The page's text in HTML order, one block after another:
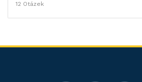
12 Otázek